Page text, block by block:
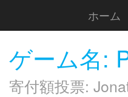
ホーム
ゲーム名:
寄付額投票: